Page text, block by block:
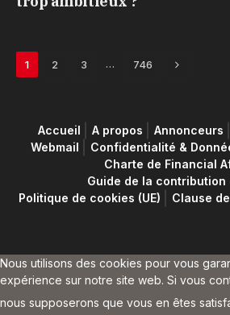
1 2 3 … 746 Next
Accueil A propos Annonceurs
Webmail
Confidentialité &
Charte de Financial
Guide de la contribution
Politique de cookies (UE)
Clause
Nous utilisons des cookies pour vous
expérience sur notre site web. Si vous
nous supposerons que vous en êtes